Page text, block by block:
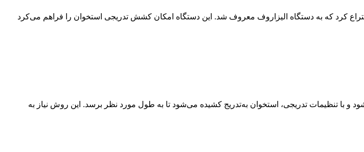
را اختراع کرد که به دستگاه الیزاروف معروف شد. این دستگاه امکان کشش تدریجی استخوان را فراهم می‌کرد
با تنظیمات تدریجی، استخوان به‌تدریج کشیده می‌شود تا به طول مورد نظر برسد. این روش نیاز به